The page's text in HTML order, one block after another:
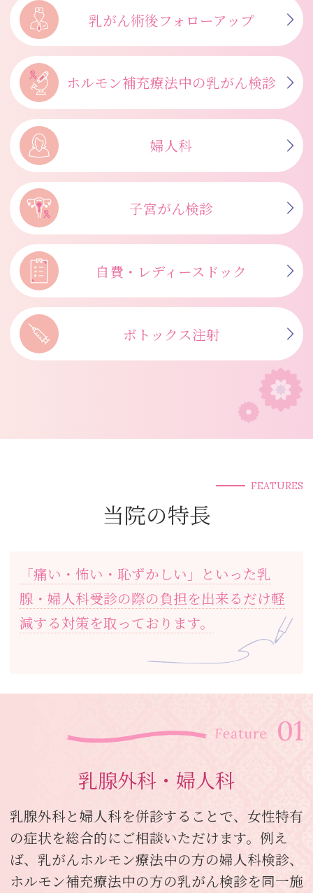
乳がん術後フォローアップ
ホルモン補充療法中の乳がん検診
婦人科
子宮がん検診
自費・ レディースドック
ボトックス注射
当院の特長
FEATURES
「痛い・怖い・恥ずかしい」といった乳
腺・婦人科受診の際の負担を出来るだけ軽
減する対策を取っております。
乳腺外科・婦人科
乳腺外科と婦人科を併診することで、女性特有
の症状を総合的にご相談いただけます。例え
ば、乳がんホルモン療法中の方の婦人科検診、
ホルモン補充療法中の方の乳がん検診を同一施